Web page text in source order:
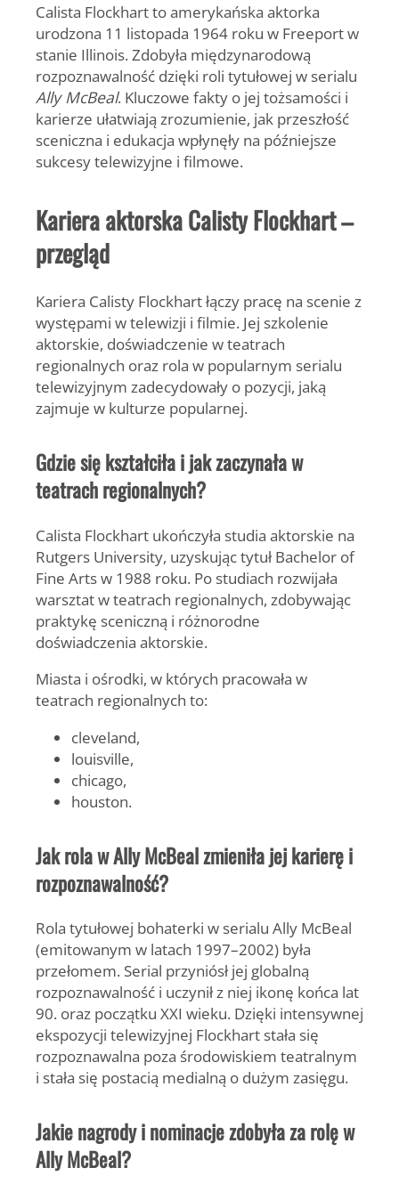
Calista Flockhartto amerykańska aktorka
urodzona 11 listopada 1964 roku w Freeport w
stanie Illinois. Zdobyła międzynarodową
rozpoznawalność dzięki roli tytułowej w serialu
Ally McBeal. Kluczowe fakty o jej tożsamości i
karierze ułatwiają zrozumienie, jak przeszłość
sceniczna i edukacja wpłynęły na późniejsze
sukcesy telewizyjne i filmowe.
Kariera aktorska Calisty Flockhart –
przegląd
Kariera Calisty Flockhart łączy pracę na scenie z
występami w telewizji i filmie. Jej szkolenie
aktorskie, doświadczenie w teatrach
regionalnych oraz rola w popularnym serialu
telewizyjnym zadecydowały o pozycji, jaką
zajmuje w kulturze popularnej.
Gdzie się kształciła i jak zaczynała w
teatrach regionalnych?
Calista Flockhart ukończyła studia aktorskie na
Rutgers University, uzyskując tytułBachelor of
Fine Artsw 1988 roku. Po studiach rozwijała
warsztat w teatrach regionalnych, zdobywając
praktykę sceniczną i różnorodne
doświadczenia aktorskie.
Miasta i ośrodki, w których pracowała w
teatrach regionalnych to:
cleveland,
louisville,
chicago,
houston.
Jak rola w Ally McBeal zmieniła jej karierę i
rozpoznawalność?
Rola tytułowej bohaterki w serialu Ally McBeal
(emitowanym w latach 1997–2002) była
przełomem. Serial przyniósł jej globalną
rozpoznawalność i uczynił z niej ikonę końca lat
90. oraz początku XXI wieku. Dzięki intensywnej
ekspozycji telewizyjnej Flockhart stała się
rozpoznawalna poza środowiskiem teatralnym
i stała się postacią medialną o dużym zasięgu.
Jakie nagrody i nominacje zdobyła za rolę w
Ally McBeal?